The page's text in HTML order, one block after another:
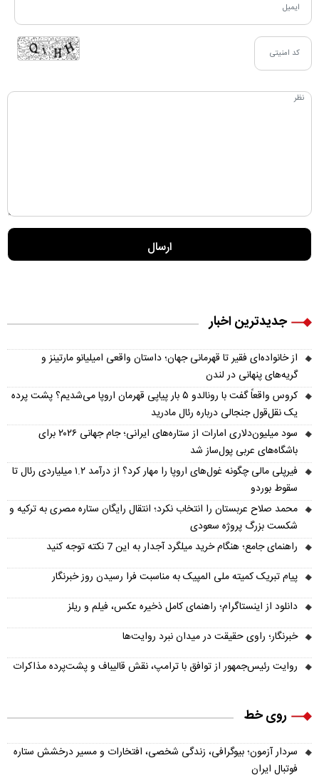
جدیدترین اخبار
از خانواده‌ای فقیر تا قهرمانی جهان؛ داستان واقعی امیلیانو مارتینز و
گریه‌های پنهانی در لندن
کروس واقعاً گفت با رونالدو ۵ بار پیاپی قهرمان اروپا می‌شدیم؟ پشت پرده
یک نقل‌قول جنجالی درباره رئال مادرید
سود میلیون‌دلاری امارات از ستاره‌های ایرانی؛ جام جهانی ۲۰۲۶ برای
باشگاه‌های عربی پول‌ساز شد
فیرپلی مالی چگونه غول‌های اروپا را مهار کرد؟ از درآمد ۱.۲ میلیاردی رئال تا
سقوط بوردو
محمد صلاح عربستان را انتخاب نکرد؛ انتقال رایگان ستاره مصری به ترکیه و
شکست بزرگ پروژه سعودی
راهنمای جامع؛ هنگام خرید میلگرد آجدار به این 7 نکته توجه کنید
پیام تبریک کمیته ملی المپیک به مناسبت فرا رسیدن روز خبرنگار
دانلود از اینستاگرام؛ راهنمای کامل ذخیره عکس، فیلم و ریلز
خبرنگار؛ راوی حقیقت در میدان نبرد روایت‌ها
روایت رئیس‌جمهور از توافق با ترامپ، نقش قالیباف و پشت‌پرده مذاکرات
روی خط
سردار آزمون؛ بیوگرافی، زندگی شخصی، افتخارات و مسیر درخشش ستاره
فوتبال ایران